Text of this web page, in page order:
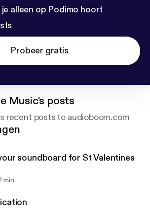
alleen op Podimo hoort
Probeer gratis
Music's posts
recent posts to audioboom.com
soundboard for St Valentines
min